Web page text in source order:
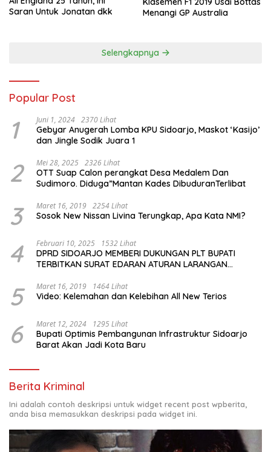
Saran Untuk Jonatan dkk
Menangi GP Australia
Selengkapnya
Popular Post
1 Juni 1, 2024 2370 Lihat
Gebyar Anugerah Lomba KPU Sidoarjo, Maskot ‘Kasijo’
dan Jingle Sodik Juara 1
2 Mei 28, 2025 2326 Lihat
OTT Suap Calon perangkat Desa Medalem Dan
Sudimoro. Diduga”Mantan Kades DibuduranTerlibat
3 Maret 16, 2019 2254 Lihat
Sosok New Nissan Livina Terungkap, Apa Kata NMI?
4 Februari 10, 2025 1532 Lihat
DPRD SIDOARJO MEMBERI DUKUNGAN PLT BUPATI
TERBITKAN SURAT EDARAN ATURAN LARANGAN
KELUAR KOTA
5 Maret 16, 2019 1464 Lihat
Video: Kelemahan dan Kelebihan All New Terios
6 Maret 12, 2024 1295 Lihat
Bupati Optimis Pembangunan Infrastruktur Sidoarjo
Barat Akan Jadi Kota Baru
Berita Kriminal
Ini adalah contoh deskripsi untuk widget recent post wpberita,
anda bisa memasukkan deskripsi pada widget ini.